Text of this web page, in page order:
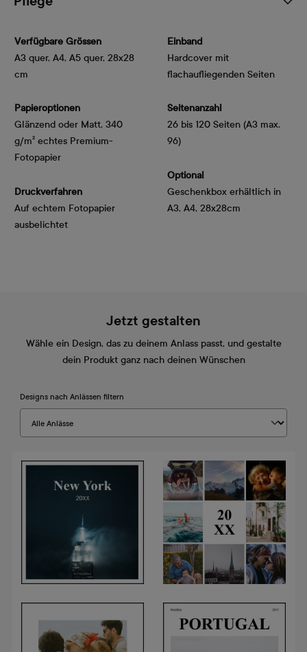
Verfügbare Grössen
A3 quer, A4, A5 quer, 28x28
cm
Papieroptionen
Glänzend oder Matt, 340
g/m² echtes Premium-
Fotopapier
Druckverfahren
Auf echtem Fotopapier
ausbelichtet
Einband
Hardcover mit
flachaufliegenden Seiten
Seitenanzahl
26 bis 120 Seiten (A3 max.
96)
Optional
Geschenkbox erhältlich in
A3, A4, 28x28cm
Jetzt gestalten
Wähle ein Design, das zu deinem Anlass passt, und gestalte
dein Produkt ganz nach deinen Wünschen
Designs nach Anlässen filtern